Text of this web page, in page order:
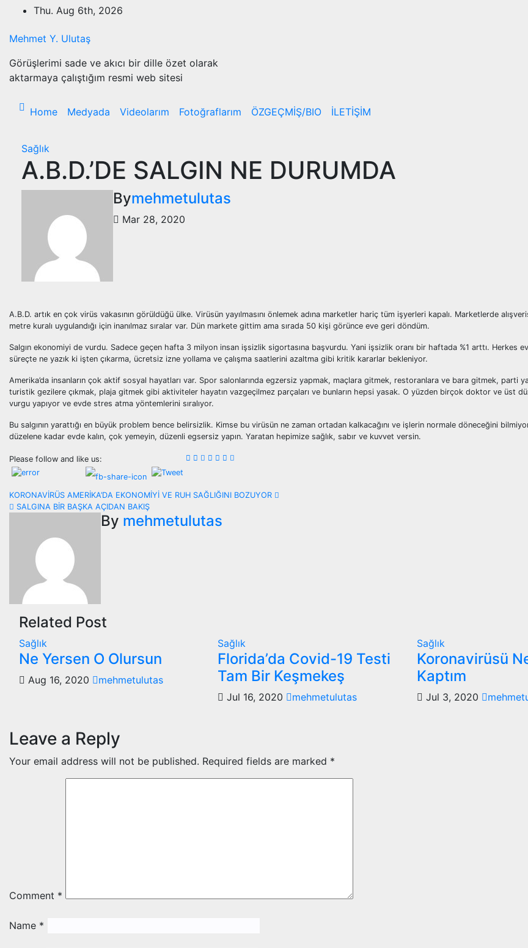
content
Thu. Aug 6th, 2026
Mehmet Y. Ulutaş
Görüşlerimi sade ve akıcı bir dille özet olarak
aktarmaya çalıştığım resmi web sitesi
Home Medyada Videolarım Fotoğraflarım ÖZGEÇMİŞ/BIO İLETİŞİM
Sağlık
A.B.D.’DE SALGIN NE DURUMDA
Bymehmetulutas
Mar 28, 2020
A.B.D. artık en çok virüs vakasının görüldüğü ülke. Virüsün yayılmasını önlemek adına marketler hariç tüm işyerleri kapalı. Marketlerde
metre kuralı uygulandığı için inanılmaz sıralar var. Dün markete gittim ama sırada 50 kişi görünce eve geri döndüm.
Salgın ekonomiyi de vurdu. Sadece geçen hafta 3 milyon insan işsizlik sigortasına başvurdu. Yani işsizlik oranı bir haftada %1 arttı. Herkes
süreçte ne yazık ki işten çıkarma, ücretsiz izne yollama ve çalışma saatlerini azaltma gibi kritik kararlar bekleniyor.
Amerika’da insanların çok aktif sosyal hayatları var. Spor salonlarında egzersiz yapmak, maçlara gitmek, restoranlara ve bara gitmek, parti
turistik gezilere çıkmak, plaja gitmek gibi aktiviteler hayatın vazgeçilmez parçaları ve bunların hepsi yasak. O yüzden birçok doktor ve üst
vurgu yapıyor ve evde stres atma yöntemlerini sıralıyor.
Bu salgının yarattığı en büyük problem bence belirsizlik. Kimse bu virüsün ne zaman ortadan kalkacağını ve işlerin normale döneceğini
düzelene kadar evde kalın, çok yemeyin, düzenli egsersiz yapın. Yaratan hepimize sağlık, sabır ve kuvvet versin.
Please follow and like us:
Post
navigation
KORONAVİRÜS AMERİKA’DA EKONOMİYİ VE RUH SAĞLIĞINI BOZUYOR
SALGINA BİR BAŞKA AÇIDAN BAKIŞ
By mehmetulutas
Related Post
Sağlık
Ne Yersen O Olursun
Aug 16, 2020 mehmetulutas
Sağlık
Florida’da Covid-19 Testi
Tam Bir Keşmekeş
Jul 16, 2020 mehmetulutas
Sağlık
Koronavirüsü
Kaptım
Jul 3, 2020
Leave a Reply
Your email address will not be published. Required fields are marked *
Comment *
Name *